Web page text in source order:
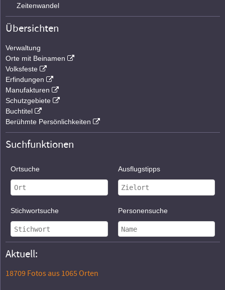
Zeitenwandel
Übersichten
Verwaltung
Orte mit Beinamen
Volksfeste
Erfindungen
Manufakturen
Schutzgebiete
Buchtitel
Berühmte Persönlichkeiten
Suchfunktionen
Ortsuche Ausflugstipps
Stichwortsuche Personensuche
Aktuell:
18709 Fotos aus 1065 Orten